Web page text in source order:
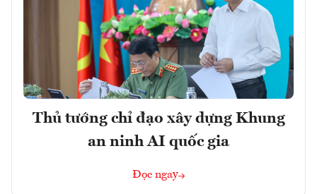
Thủ tướng chỉ đạo xây dựng Khung
an ninh AI quốc gia
Đọc ngay